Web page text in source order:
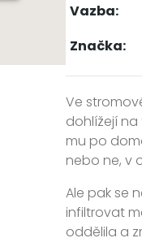
Vazba:
Značka:
Ve
dohlížejí na
mu po
nebo ne, v
Ale pak se
infiltrovat
oddělila a